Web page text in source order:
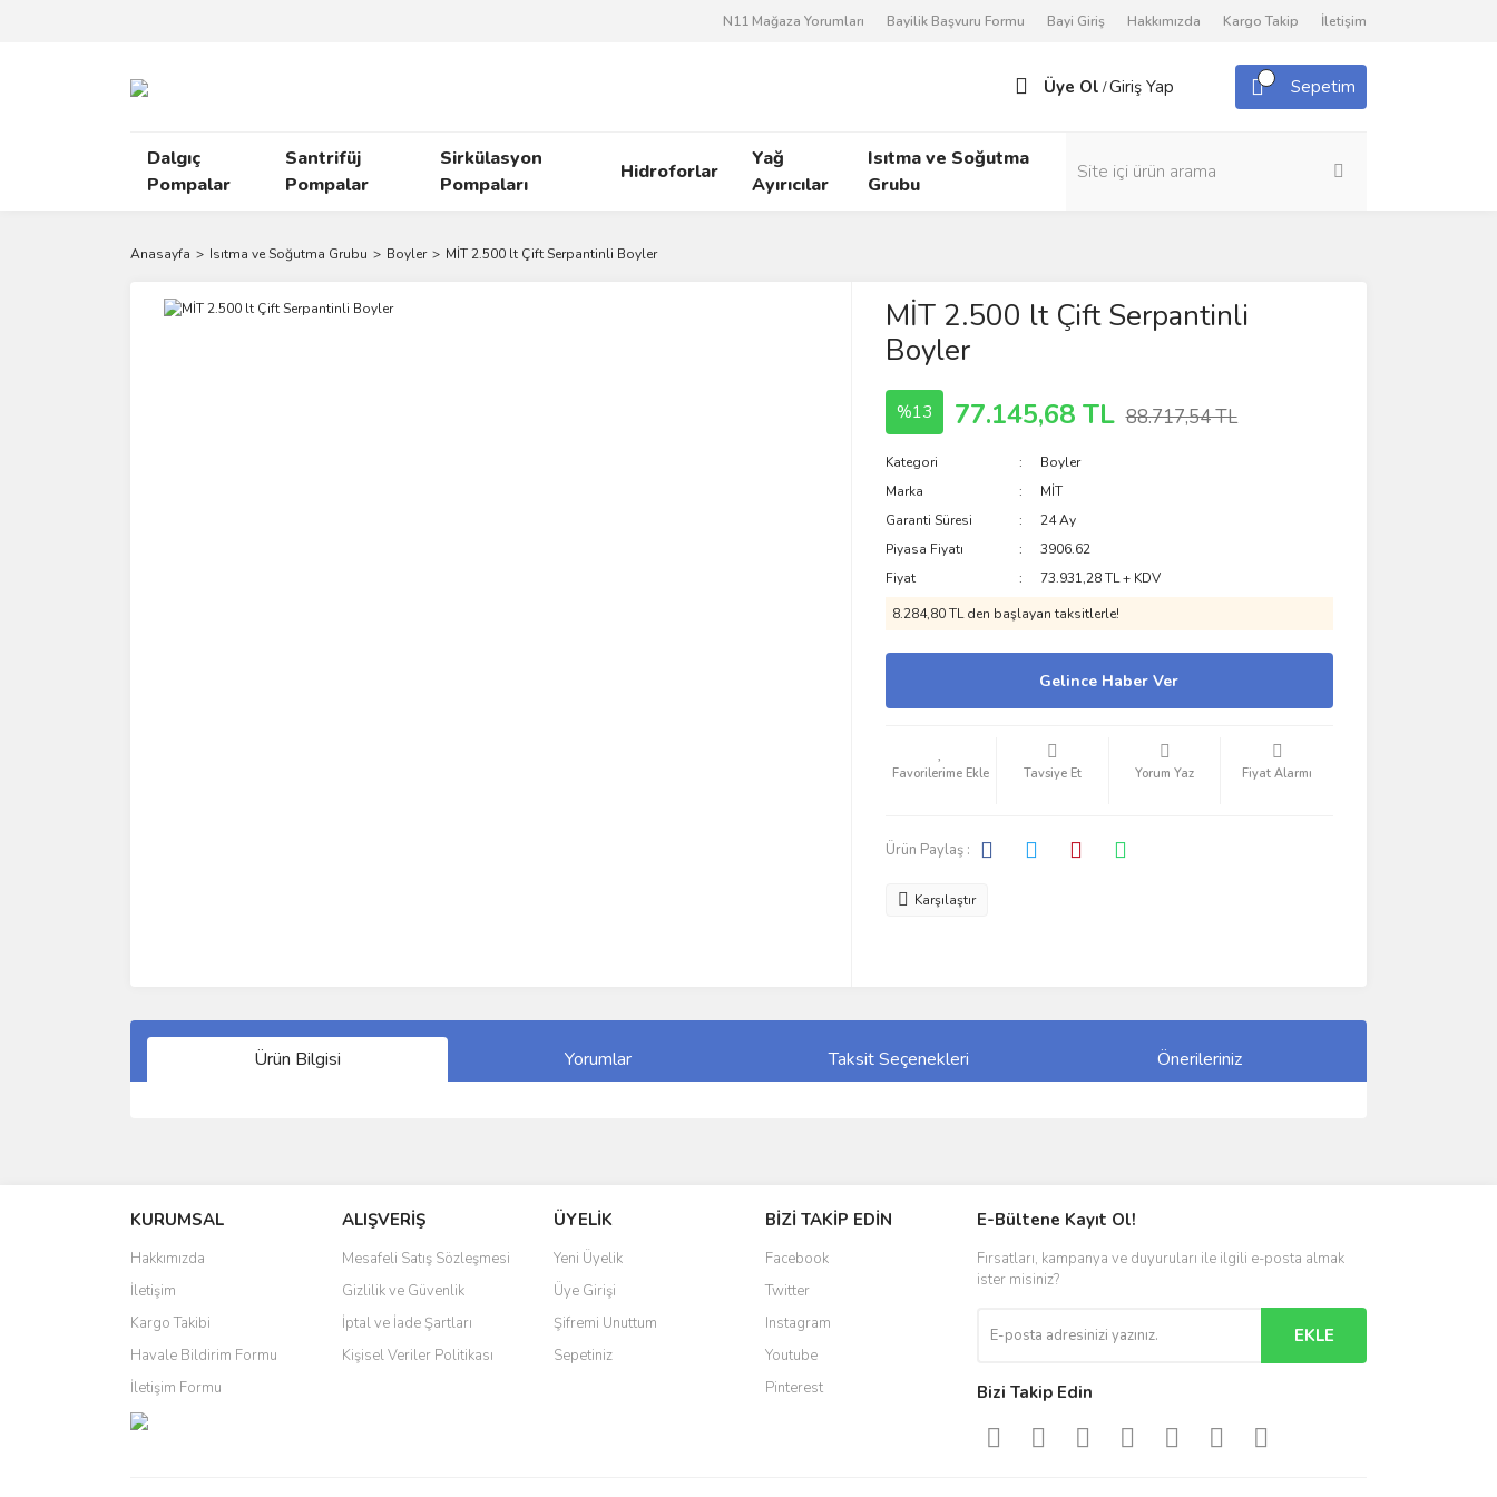
N11 Mağaza Yorumları Bayilik Başvuru Formu Bayi Giriş Hakkımızda Kargo Takip İletişim
Üye Ol /Giriş Yap Sepetim
Dalgıç
Pompalar
Santrifüj
Pompalar
Sirkülasyon
Pompaları
Hidroforlar
Yağ
Ayırıcılar
Isıtma ve Soğutma
Grubu
Anasayfa Isıtma ve Soğutma Grubu Boyler MİT 2.500 lt Çift Serpantinli Boyler
MİT 2.500 lt Çift Serpantinli
Boyler
%13 77.145,68 TL 88.717,54 TL
Kategori
Boyler
Marka
MİT
Garanti Süresi
24 Ay
Piyasa Fiyatı
3906.62
Fiyat
73.931,28 TL + KDV
8.284,80 TL den başlayan taksitlerle!
Gelince Haber Ver
Tavsiye Et Yorum Yaz Fiyat Alarmı
Ürün Paylaş :
Karşılaştır
Ürün Bilgisi Yorumlar Taksit Seçenekleri Önerileriniz
Ürün resmi kalitesiz, bozuk veya görüntülenemiyor.
Ürün açıklamasında eksik bilgiler bulunuyor.
Ürün bilgilerinde hatalar bulunuyor.
Ürün fiyatı diğer sitelerden daha pahalı.
Bu ürüne benzer farklı alternatifler olmalı.
KURUMSAL
Hakkımızda
İletişim
Kargo Takibi
Havale Bildirim Formu
İletişim Formu
ALIŞVERİŞ
Mesafeli Satış Sözleşmesi
Gizlilik ve Güvenlik
İptal ve İade Şartları
Kişisel Veriler Politikası
ÜYELİK
Yeni Üyelik
Üye Girişi
Şifremi Unuttum
Sepetiniz
BİZİ TAKİP EDİN
Facebook
Twitter
Instagram
Youtube
Pinterest
E-Bültene Kayıt Ol!
Fırsatları, kampanya ve duyuruları ile ilgili e-posta almak
ister misiniz?
EKLE
Bizi Takip Edin